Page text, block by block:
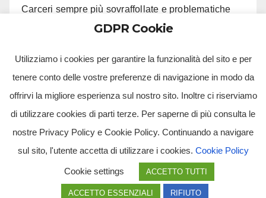
Carceri sempre più sovraffollate e problematiche
Tv Multimidia Srl - Via Giulio Natta, SNC, 80126, Napoli (NA).
giornalistica registrata presso il Tribunale di Santa Maria Capua Vetere CE. Tutti i diritti riservati.
GDPR Cookie
Utilizziamo i cookies per garantire la funzionalità del sito e per
tenere conto delle vostre preferenze di navigazione in modo da
offrirvi la migliore esperienza sul nostro sito. Inoltre ci riserviamo
di utilizzare cookies di parti terze. Per saperne di più consulta le
nostre Privacy Policy e Cookie Policy. Continuando a navigare
sul sito, l'utente accetta di utilizzare i cookies. Cookie Policy
Cookie settings ACCETTO TUTTI
ACCETTO ESSENZIALI RIFIUTO